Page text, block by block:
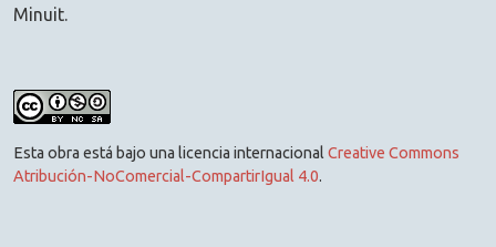
Minuit.
Esta obra está bajo una licencia internacional Creative Commons
Atribución-NoComercial-CompartirIgual 4.0.